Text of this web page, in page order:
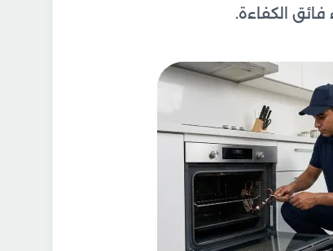
الكفاءة.